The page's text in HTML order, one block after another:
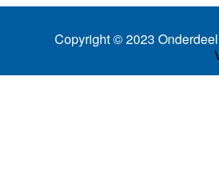
Copyright © 2023